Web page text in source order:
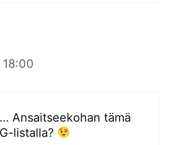
Ansaitseekohan tämä
listalla?